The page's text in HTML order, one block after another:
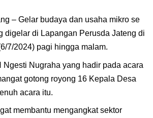
– Gelar budaya dan usaha mikro se
digelar di Lapangan Perusda Jateng di
7/2024) pagi hingga malam.
Ngesti Nugraha yang hadir pada acara
gotong royong 16 Kepala Desa
acara itu.
membantu mengangkat sektor